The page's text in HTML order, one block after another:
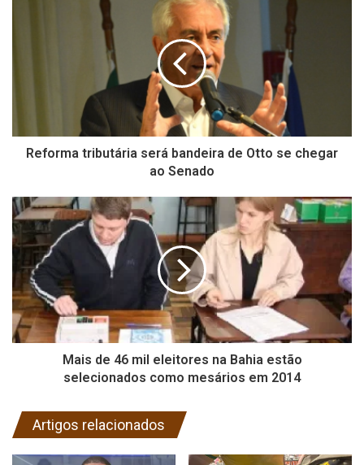
Reforma tributária será bandeira de Otto se chegar
ao Senado
Mais de 46 mil eleitores na Bahia estão
selecionados como mesários em 2014
Artigos relacionados